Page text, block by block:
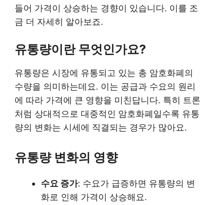
들어 가격이 상승하는 경향이 있습니다. 이를 조
금 더 자세히 알아보죠.
유통량이란 무엇인가요?
유통량은 시장에 유통되고 있는 총 암호화폐의
수량을 의미하는데요. 이는 공급과 수요의 원리
에 따라 가격에 큰 영향을 미친답니다. 특히 트론
처럼 상대적으로 대중적인 암호화폐일수록 유통
량의 변화는 시세에 직결되는 경우가 많아요.
유통량 변화의 영향
수요 증가: 수요가 급증하면 유통량의 변
화로 인해 가격이 상승해요.